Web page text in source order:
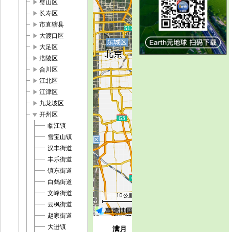
play_arrow 璧山区
play_arrow 长寿区
play_arrow 市直辖县
play_arrow 大渡口区
play_arrow 大足区
play_arrow 涪陵区
play_arrow 合川区
play_arrow 江北区
play_arrow 江津区
play_arrow 九龙坡区
play_arrow 开州区
临江镇
雪宝山镇
汉丰街道
丰乐街道
镇东街道
白鹤街道
文峰街道
云枫街道
赵家街道
大进镇
10 公里
满月